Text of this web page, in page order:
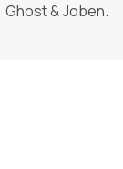
Ghost&Joben.